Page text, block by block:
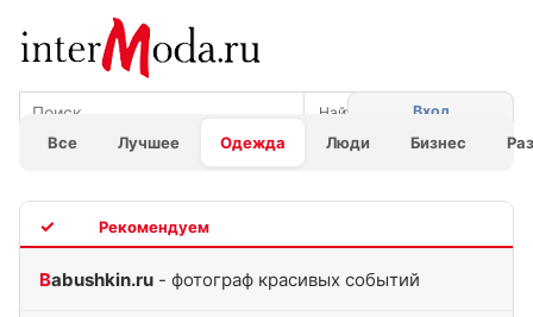
Все Лучшее Одежда Люди Бизнес
Вход
Babushkin.ru - фотограф красивых событий